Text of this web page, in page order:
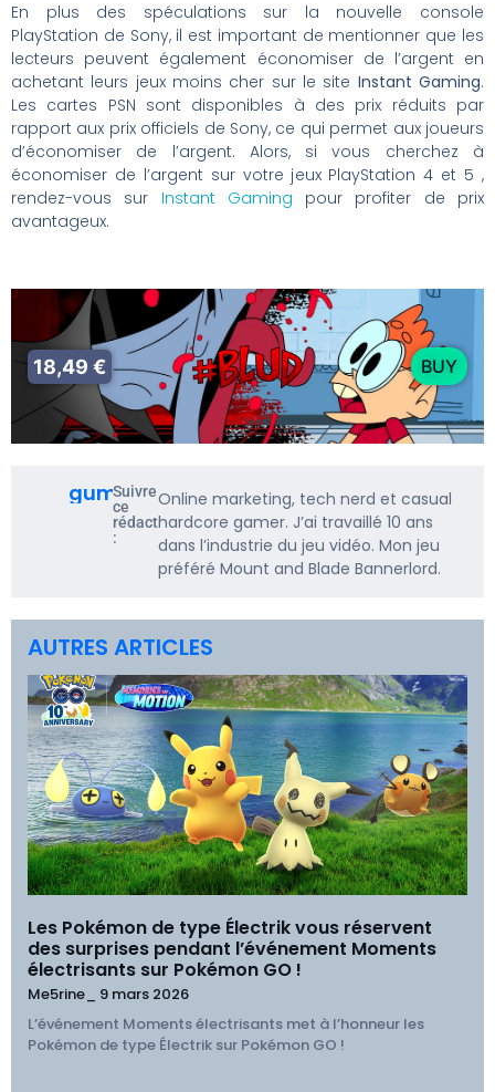
En plus des spéculations sur la nouvelle console
PlayStation de Sony, il est important de mentionner que les
lecteurs peuvent également économiser de l’argent en
achetant leurs jeux moins cher sur le site Instant Gaming.
Les cartes PSN sont disponibles à des prix réduits par
rapport aux prix officiels de Sony, ce qui permet aux joueurs
d’économiser de l’argent. Alors, si vous cherchez à
économiser de l’argent sur votre jeux PlayStation 4 et 5 ,
rendez-vous sur Instant Gaming pour profiter de prix
avantageux.
18,49 € BUY
gumbarf
Suivre
ce
rédacteur
:
Online marketing, tech nerd et casual
hardcore gamer. J’ai travaillé 10 ans
dans l’industrie du jeu vidéo. Mon jeu
préféré Mount and Blade Bannerlord.
AUTRES ARTICLES
Les Pokémon de type Électrik vous réservent
des surprises pendant l’événement Moments
électrisants sur Pokémon GO !
Me5rine_ 9 mars 2026
L’événement Moments électrisants met à l’honneur les
Pokémon de type Électrik sur Pokémon GO !